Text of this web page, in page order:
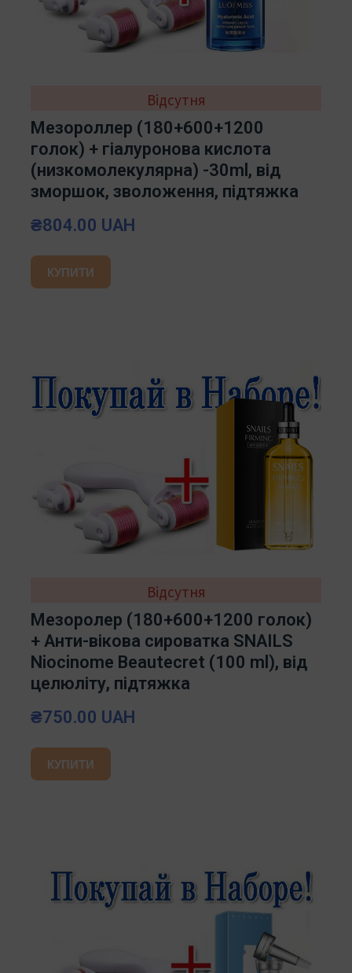
Відсутня
Мезороллер (180+600+1200
голок) + гіалуронова кислота
(низкомолекулярна) -30ml, від
зморшок, зволоження, підтяжка
₴804.00 UAH
КУПИТИ
Відсутня
Мезоролер (180+600+1200 голок)
+ Анти-вікова сироватка SNAILS
Niocinome Beautecret (100 ml), від
целюліту, підтяжка
₴750.00 UAH
КУПИТИ